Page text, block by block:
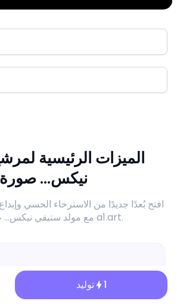
الميزات الرئيسية
نيكس... صورة
افتح بُعدًا جديدًا من الاسترخاء الحسي
مع مولد ستيفي نيكس... صورة من a1.art.
توليد 1